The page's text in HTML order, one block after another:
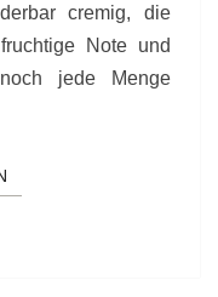
cremig, die
Note und
jede Menge
WEITERLESEN